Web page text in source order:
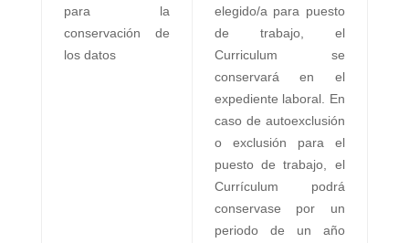
para la
conservación de
los datos
elegido/a para puesto
de trabajo, el
Curriculum se
conservará en el
expediente laboral. En
caso de autoexclusión
o exclusión para el
puesto de trabajo, el
Currículum podrá
conservase por un
periodo de un año